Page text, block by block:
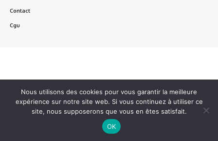
Contact
Cgu
Nous utilisons des cookies pour vous garantir la meilleure
expérience sur notre site web. Si vous continuez à utiliser ce
site, nous supposerons que vous en êtes satisfait.
OK